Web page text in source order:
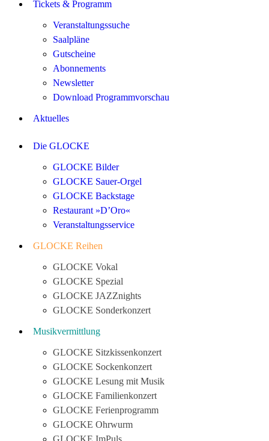
Tickets & Programm
Veranstaltungssuche
Saalpläne
Gutscheine
Abonnements
Newsletter
Download Programmvorschau
Aktuelles
Die GLOCKE
GLOCKE Bilder
GLOCKE Sauer-Orgel
GLOCKE Backstage
Restaurant »D’Oro«
Veranstaltungsservice
GLOCKE Reihen
GLOCKE Vokal
GLOCKE Spezial
GLOCKE JAZZnights
GLOCKE Sonderkonzert
Musikvermittlung
GLOCKE Sitzkissenkonzert
GLOCKE Sockenkonzert
GLOCKE Lesung mit Musik
GLOCKE Familienkonzert
GLOCKE Ferienprogramm
GLOCKE Ohrwurm
GLOCKE ImPuls